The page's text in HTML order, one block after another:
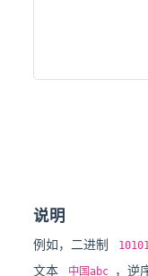
说明
例如，二进制
文本 中国abc ，逆